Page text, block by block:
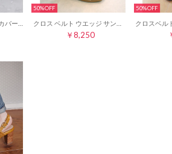
50%
￥8,250
50%